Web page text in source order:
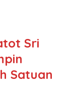
Sri
Satuan